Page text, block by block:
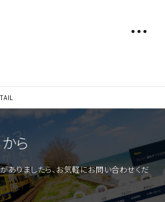
ら
ありましたら、お気軽にお問い合わせくだ